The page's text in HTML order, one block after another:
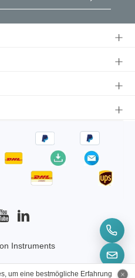
Instruments
um eine bestmögliche Erfahrung